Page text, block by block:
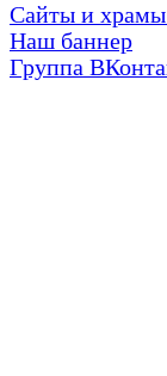
Сайты и
Наш баннер
Группа